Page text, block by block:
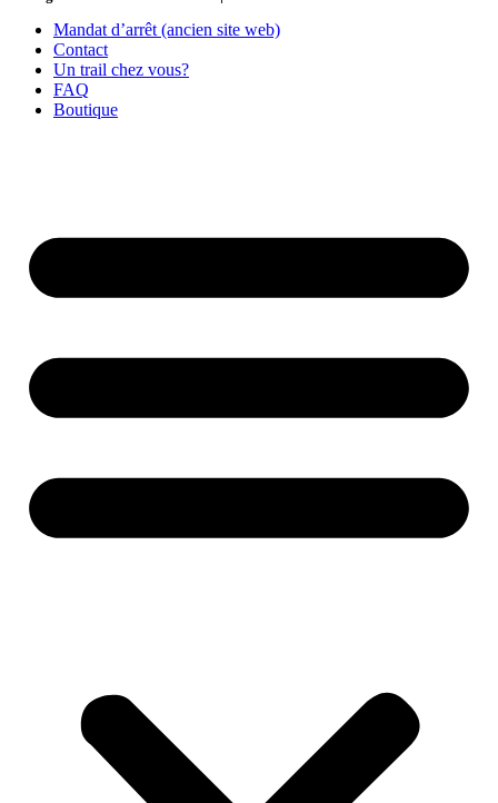
Mandat d’arrêt (ancien site web)
Contact
Un trail chez vous?
FAQ
Boutique